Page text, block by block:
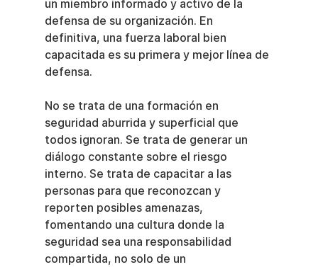
un miembro informado y activo de la
defensa de su organización. En
definitiva, una fuerza laboral bien
capacitada es su primera y mejor línea de
defensa.
No se trata de una formación en
seguridad aburrida y superficial que
todos ignoran. Se trata de generar un
diálogo constante sobre el riesgo
interno. Se trata de capacitar a las
personas para que reconozcan y
reporten posibles amenazas,
fomentando una cultura donde la
seguridad sea una responsabilidad
compartida, no solo de un